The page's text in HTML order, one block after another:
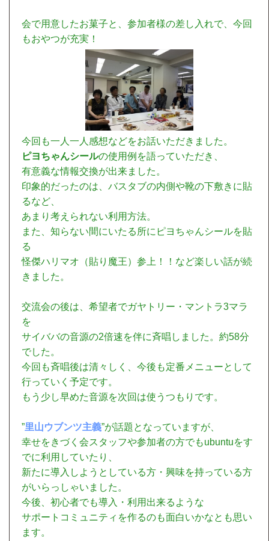
会で用意したお菓子と、参加者様の差し入れで、今回
もおやつが充実！
今回も一人一人感想などをお話いただきました。
ピヨちゃんシールの使用例を語っていただき、
有意義な情報交換が出来ました。
印象的だったのは、バスタブの内側や靴の下敷きに貼
るなど、
あまり考えられない利用方法。
また、知らない間にいたる所にピヨちゃんシールを貼
る
怪傑ハリマオ（貼り魔王）参上！！など楽しい話が続
きました。
交流会の後は、希望者でガヤトリー・マントラ3マラ
を
サイババの音源の2倍速を伴に斉唱しました。約58分
でした。
今回も斉唱後は清々しく、今後も定番メニューとして
行っていく予定です。
もう少し早めた音源を次回は使うつもりです。
”里山ウブンツ主義”が話題となっていますが、
幸せをきづく会スタッフや参加者の方でもubuntuをす
でに利用していたり、
新たに導入しようとしている方・興味を持っている方
がいらっしゃいました。
今後、初心者でも導入・利用出来るような
サポートコミュニティを作るのも面白いかなとも思い
ます。